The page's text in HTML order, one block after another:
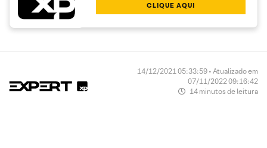
CLIQUE AQUI
14/12/2021 05:33:59 • Atualizado em
07/11/2022 09:16:42
14 minutos de leitura